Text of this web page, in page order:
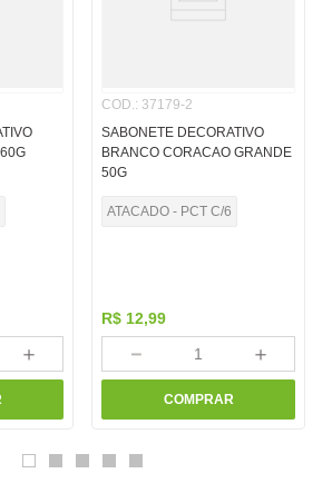
＋
COD.: 37179-2
SABONETE DECORATIVO
BRANCO CORACAO GRANDE
50G
ATACADO - PCT C/6
R$ 12,99
＋
－
COMPRAR